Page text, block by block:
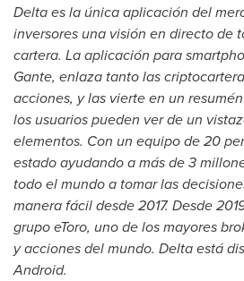
Deltaes la única aplicación del
inversores una visión en directo de
cartera. La aplicación para
Gante, enlaza tanto las
acciones, y las vierte en un
los usuarios pueden ver de un
elementos. Con un equipo de 20
estado ayudando a más de 3
todo el mundo a tomar las
manera fácil desde 2017. Desde
grupo eToro, uno de los mayores
y acciones del mundo. Deltaestá
Android.